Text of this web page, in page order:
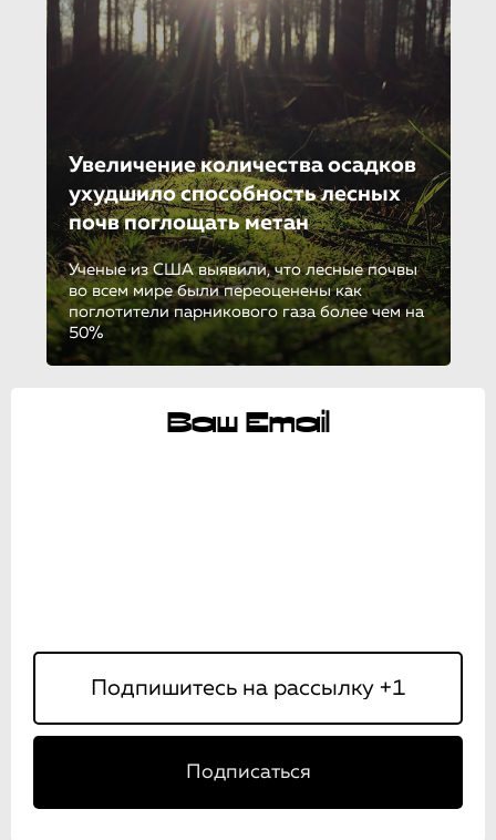
Увеличение количества осадков
ухудшило способность лесных
почв поглощать метан
Ученые из США выявили, что лесные почвы
во всем мире были переоценены как
поглотители парникового газа более чем на
50%
Ваш Email
Подписаться